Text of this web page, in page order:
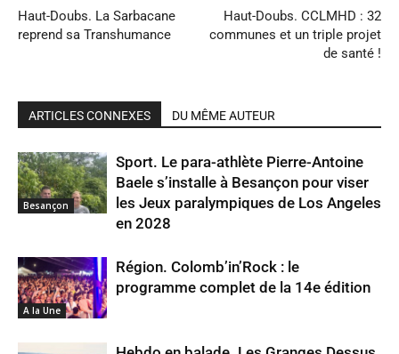
Haut-Doubs. La Sarbacane
reprend sa Transhumance
Haut-Doubs. CCLMHD : 32
communes et un triple projet
de santé !
ARTICLES CONNEXES DU MÊME AUTEUR
Besançon
Sport. Le para-athlète Pierre-Antoine
Baele s’installe à Besançon pour viser
les Jeux paralympiques de Los Angeles
en 2028
A la Une
Région. Colomb’in’Rock : le
programme complet de la 14e édition